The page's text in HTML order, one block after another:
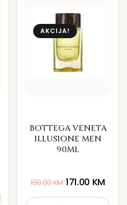
AKCIJA!
BOTTEGA VENETA
ILLUSIONE MEN
90ML
190.00KM 171.00 KM